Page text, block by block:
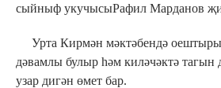
сыйныф укучысыРафил Марданов
Урта Кирмән мәктәбендә
дәвамлы булыр һәм киләчәктә тагын
узар дигән өмет бар.